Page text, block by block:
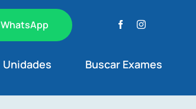
WhatsApp
Unidades Buscar Exames